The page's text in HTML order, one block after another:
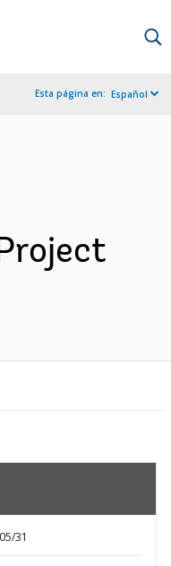
Esta página en: Español
31